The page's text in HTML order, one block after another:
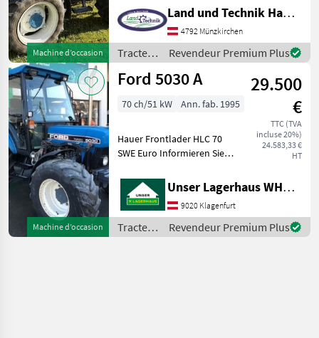
Machine d’occasion
40 km/h • Zapfwelle
540/750 U/min • Nasse
Scheibenbremse • Ford
Komfortkabine
Land und Technik HandelsgesmbH
4792 Münzkirchen
Tracteurs
/ Ford
Revendeur Premium Plus
Machine d’occasion
Ford 5030 A
29.500
€
TTC (TVA
incluse 20%)
24.583,33 €
HT
70 ch/51 kW Ann. fab. 1995
Hauer Frontlader HLC 70
SWE Euro Informieren Sie
telefonisch, ob die von
Ihnen angefragte Maschine
aktuell bei uns am Lager
steht. Wir
Unser Lagerhaus WHG, Kärnten, Klagenfurt
9020 Klagenfurt
Tracteurs
/ Ford
Revendeur Premium Plus